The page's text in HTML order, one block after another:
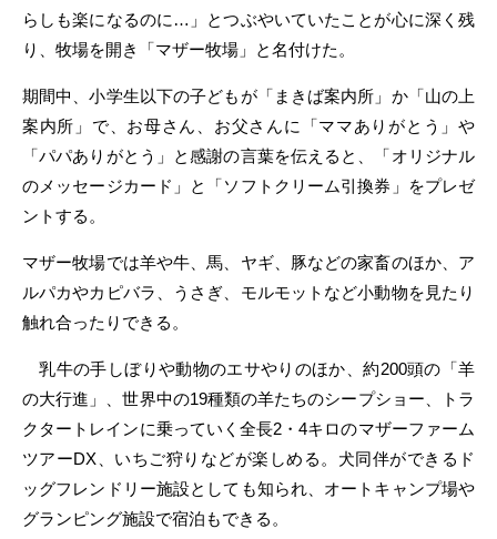
らしも楽になるのに…」とつぶやいていたことが心に深く残
り、牧場を開き「マザー牧場」と名付けた。
期間中、小学生以下の子どもが「まきば案内所」か「山の上
案内所」で、お母さん、お父さんに「ママありがとう」や
「パパありがとう」と感謝の言葉を伝えると、「オリジナル
のメッセージカード」と「ソフトクリーム引換券」をプレゼ
ントする。
マザー牧場では羊や牛、馬、ヤギ、豚などの家畜のほか、ア
ルパカやカピバラ、うさぎ、モルモットなど小動物を見たり
触れ合ったりできる。
乳牛の手しぼりや動物のエサやりのほか、約200頭の「羊
の大行進」、世界中の19種類の羊たちのシープショー、トラ
クタートレインに乗っていく全長2・4キロのマザーファーム
ツアーDX、いちご狩りなどが楽しめる。犬同伴ができるド
ッグフレンドリー施設としても知られ、オートキャンプ場や
グランピング施設で宿泊もできる。